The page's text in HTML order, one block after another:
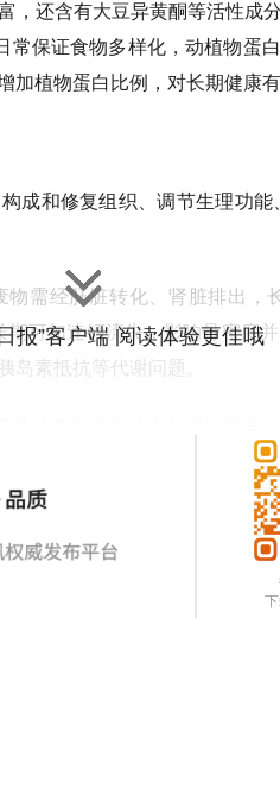
，还含有大豆异黄酮等活性成
常保证食物多样化，动植物蛋
植物蛋白比例，对长期健康有
成和修复组织、调节生理功能
需经肝脏转化、肾脏排出，
可加速钙流失，影响骨密度
岛素抵抗等代谢问题。
蛋白质被当作能量无谓消耗，
代谢废物，减轻肝肾负担。
日报App
日起30日内与本网联系。版权侵权
报”客户端 阅读体验更佳哦